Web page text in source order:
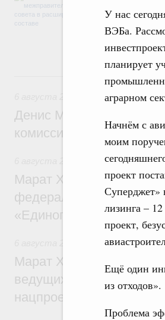
У нас
ВЭБа.
планирует
аграрном
Начнём с
моим
проект
Суперджет»
лизинга –
проект,
Ещё один
из отходов».
Проблема
обеспечение
рынка.
Общие вопросы
Денис Мантуров провёл
комиссии по
Регулирование в
Марат Хуснуллин:
федерального
«Единого заказчика»
Национальный
Марат Хуснуллин:
ведущих к спортивным
нацпроекту